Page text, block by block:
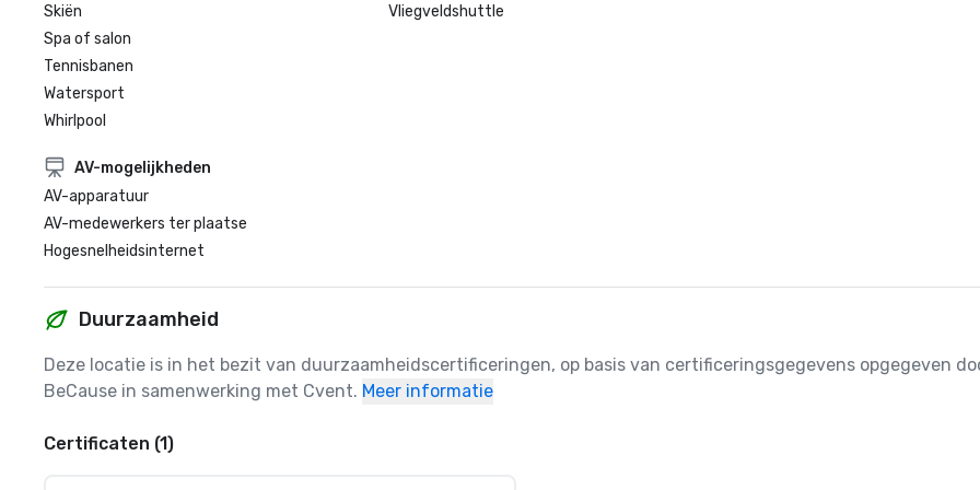
Skiën
Spa of salon
Tennisbanen
Watersport
Whirlpool
Vliegveldshuttle
AV-mogelijkheden
AV-apparatuur
AV-medewerkers ter plaatse
Hogesnelheidsinternet
Duurzaamheid
Deze locatie is in het bezit van duurzaamheidscertificeringen, op basis van certificeringsgegevens opgegeven
BeCause in samenwerking met Cvent. Meer informatie
Certificaten (1)